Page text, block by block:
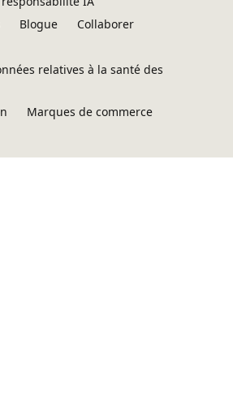
Blogue
Collaborer
relatives à la santé des
Marques de commerce